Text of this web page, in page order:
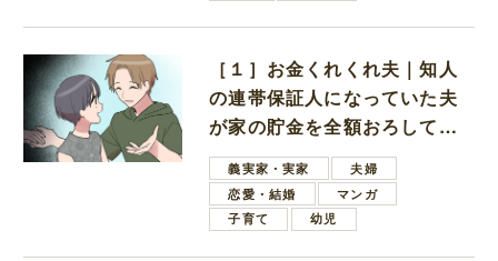
［１］お金くれくれ夫｜知人
の連帯保証人になっていた夫
が家の貯金を全額おろしてほ
しいと言ってきた
義実家・実家
夫婦
恋愛・結婚
マンガ
子育て
幼児